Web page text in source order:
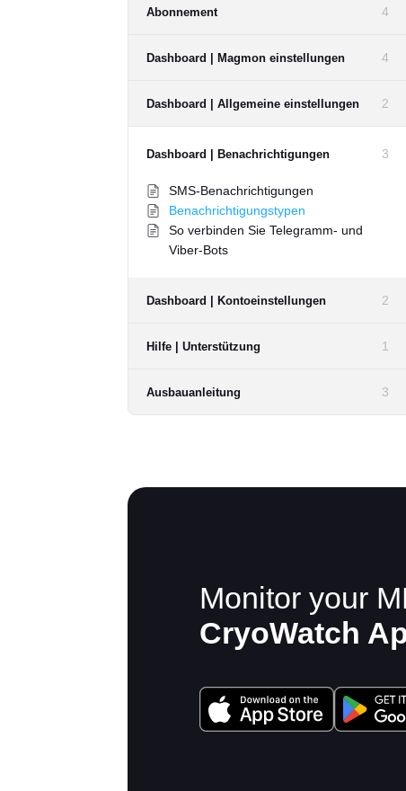
Abonnement 4
Dashboard | Magmon einstellungen 4
Dashboard | Allgemeine einstellungen 2
Dashboard | Benachrichtigungen 3
SMS-Benachrichtigungen
Benachrichtigungstypen
So verbinden Sie Telegramm- und
Viber-Bots
Dashboard | Kontoeinstellungen 2
Hilfe | Unterstützung 1
Ausbauanleitung 3
Monitor your
CryoWatch